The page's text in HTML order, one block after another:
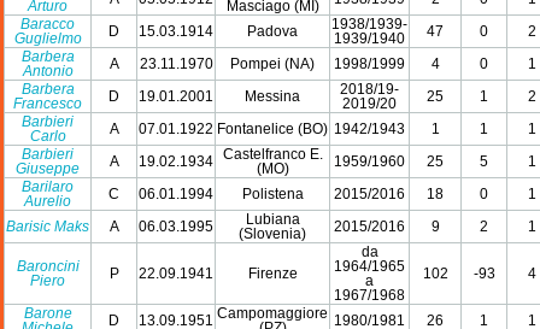
Arturo
Masciago (MI)
Baracco
Guglielmo
D 15.03.1914 Padova
1938/1939-
1939/1940
47 0
2
Barbera
Antonio
A 23.11.1970 Pompei (NA) 1998/1999 4 0
1
Barbera
Francesco
D 19.01.2001 Messina
2018/19-
2019/20
25 1
2
Barbieri
Carlo
A 07.01.1922 Fontanelice (BO) 1942/1943 1 1
1
Barbieri
Giuseppe
A 19.02.1934 Castelfranco E.
(MO)
1959/1960 25 5
1
Barilaro
Aurelio
C 06.01.1994 Polistena 2015/2016 18 0
1
Barisic Maks
A 06.03.1995
Lubiana
(Slovenia)
2015/2016 9 2 1
Baroncini
Piero
P 22.09.1941 Firenze
da
1964/1965
a
1967/1968
102 -93 4
Barone
D 13.09.1951 Campomaggiore 1980/1981 26 1
1